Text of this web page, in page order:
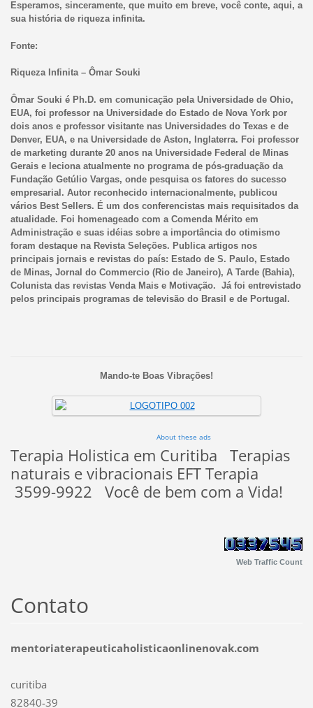
Esperamos, sinceramente, que muito em breve, você conte, aqui, a
sua história de riqueza infinita.
Fonte:
Riqueza Infinita – Ômar Souki
Ômar Souki é Ph.D. em comunicação pela Universidade de Ohio,
EUA, foi professor na Universidade do Estado de Nova York por
dois anos e professor visitante nas Universidades do Texas e de
Denver, EUA, e na Universidade de Aston, Inglaterra. Foi professor
de marketing durante 20 anos na Universidade Federal de Minas
Gerais e leciona atualmente no programa de pós-graduação da
Fundação Getúlio Vargas, onde pesquisa os fatores do sucesso
empresarial. Autor reconhecido internacionalmente, publicou
vários Best Sellers. É um dos conferencistas mais requisitados da
atualidade. Foi homenageado com a Comenda Mérito em
Administração e suas idéias sobre a importância do otimismo
foram destaque na Revista Seleções. Publica artigos nos
principais jornais e revistas do país: Estado de S. Paulo, Estado
de Minas, Jornal do Commercio (Rio de Janeiro), A Tarde (Bahia),
Colunista das revistas Venda Mais e Motivação. Já foi entrevistado
pelos principais programas de televisão do Brasil e de Portugal.
Mando-te Boas Vibrações!
About these ads
Terapia Holistica em Curitiba Terapias
naturais e vibracionais EFT Terapia
3599-9922 Você de bem com a Vida!
Web Traffic Count
Contato
mentoriaterapeuticaholisticaonlinenovak.com
curitiba
82840-39